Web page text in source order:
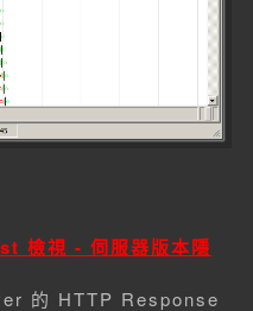
檢視 - 伺服器版本隱
的 HTTP Response